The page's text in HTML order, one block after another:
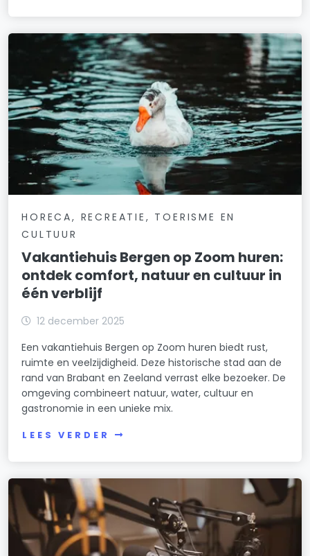
HORECA, RECREATIE, TOERISME EN
CULTUUR
Vakantiehuis Bergen op Zoom huren:
ontdek comfort, natuur en cultuur in
één verblijf
12 december 2025
Een vakantiehuis Bergen op Zoom huren biedt rust,
ruimte en veelzijdigheid. Deze historische stad aan de
rand van Brabant en Zeeland verrast elke bezoeker. De
omgeving combineert natuur, water, cultuur en
gastronomie in een unieke mix.
LEES VERDER